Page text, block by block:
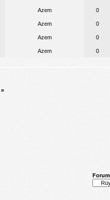
Azem 0
Azem 0
Azem 0
Azem 0
»